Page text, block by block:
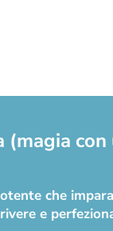
con
che
e